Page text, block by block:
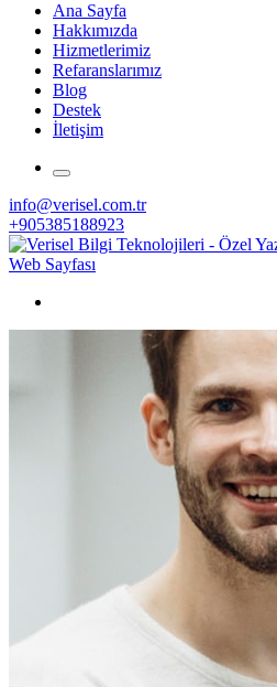
Ana Sayfa
Hakkımızda
Hizmetlerimiz
Refaranslarımız
Blog
Destek
İletişim
info@verisel.com.tr
+905385188923